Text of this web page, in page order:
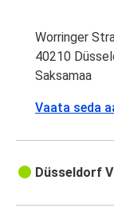
Worringer
40210
Saksamaa
Vaata seda
Düsseldorf